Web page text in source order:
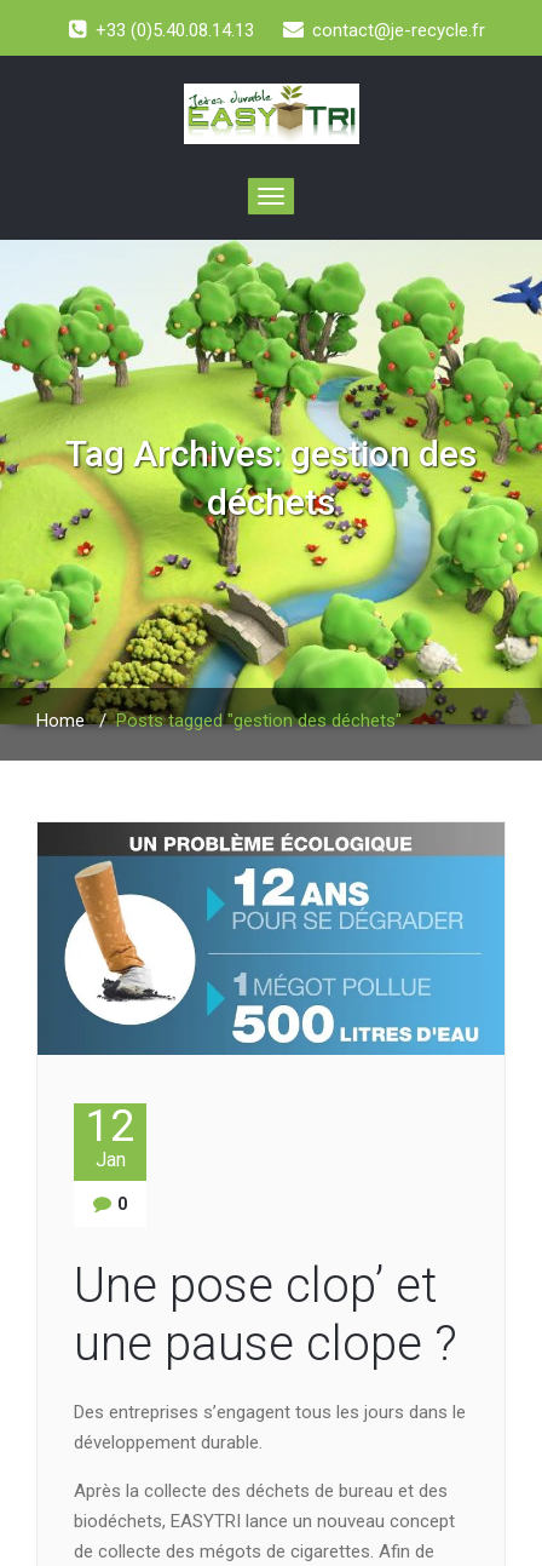
+33 (0)5.40.08.14.13 contact@je-recycle.fr
Toggle
navigation
Tag Archives:gestion des
déchets
Home/Posts tagged "gestion des déchets"
12
Jan
0
Une pose clop’ et
une pause clope ?
Des entreprises s’engagent tous les jours dans le
développement durable.
Après la collecte des déchets de bureau et des
biodéchets, EASYTRI lance un nouveau concept
de collecte des mégots de cigarettes. Afin de